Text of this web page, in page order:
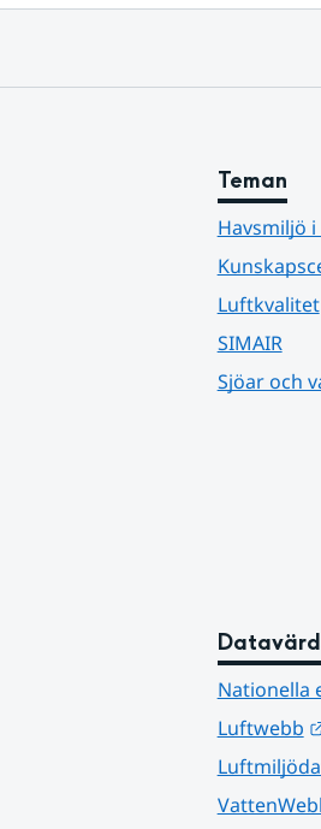
Teman
Havsmiljö
Luftkvalitet
SIMAIR
Sjöar och
Nationella
Luftwebb